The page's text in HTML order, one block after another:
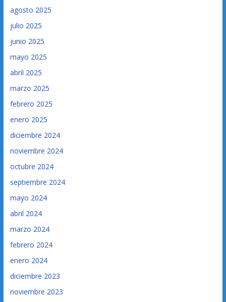
agosto 2025
julio 2025
junio 2025
mayo 2025
abril 2025
marzo 2025
febrero 2025
enero 2025
diciembre 2024
noviembre 2024
octubre 2024
septiembre 2024
mayo 2024
abril 2024
marzo 2024
febrero 2024
enero 2024
diciembre 2023
noviembre 2023